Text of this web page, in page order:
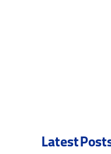
Latest